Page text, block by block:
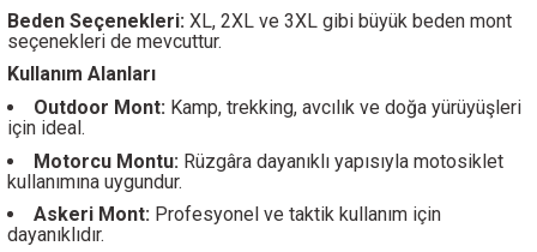
Beden Seçenekleri: XL, 2XL ve 3XL gibi büyük beden mont
seçenekleri de mevcuttur.
Kullanım Alanları
Outdoor Mont: Kamp, trekking, avcılık ve doğa yürüyüşleri
için ideal.
Motorcu Montu: Rüzgâra dayanıklı yapısıyla motosiklet
kullanımına uygundur.
Askeri Mont: Profesyonel ve taktik kullanım için
dayanıklıdır.